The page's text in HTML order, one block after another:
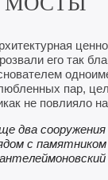
его так
пар,
не повлияло
два
с